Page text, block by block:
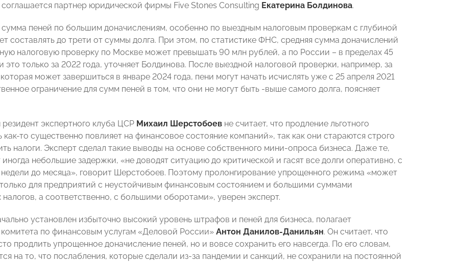
соглашается партнер юридической фирмы Five Stones Consulting Екатерина Болдинова.
пеней по большим доначислениям, особенно по выездным налоговым проверкам с глубиной
составлять до трети от суммы долга. При этом, по статистике ФНС, средняя сумма доначислений
налоговую проверку по Москве может превышать 90 млн рублей, а по России – в пределах 45
это только за 2022 года, уточняет Болдинова. После выездной налоговой проверки, например, за
которая может завершиться в январе 2024 года, пени могут начать исчислять уже с 25 апреля 2021
ограничение для сумм пеней в том, что они не могут быть -выше самого долга, поясняет
экспертного клуба ЦСР Михаил Шерстобоев не считает, что продление льготного
как-то существенно повлияет на финансовое состояние компаний», так как они стараются строго
налоги. Эксперт сделал такие выводы на основе собственного мини-опроса бизнеса. Даже те,
иногда небольшие задержки, «не доводят ситуацию до критической и гасят все долги оперативно, с
до месяца», говорит Шерстобоев. Поэтому пролонгирование упрощенного режима «может
для предприятий с неустойчивым финансовым состоянием и большими суммами
а соответственно, с большими оборотами», уверен эксперт.
установлен избыточно высокий уровень штрафов и пеней для бизнеса, полагает
комитета по финансовым услугам «Деловой России» Антон Данилов-Данильян. Он считает, что
продлить упрощенное доначисление пеней, но и вовсе сохранить его навсегда. По его словам,
на то, что послабления, которые сделали из-за пандемии и санкций, не сохранили на постоянной